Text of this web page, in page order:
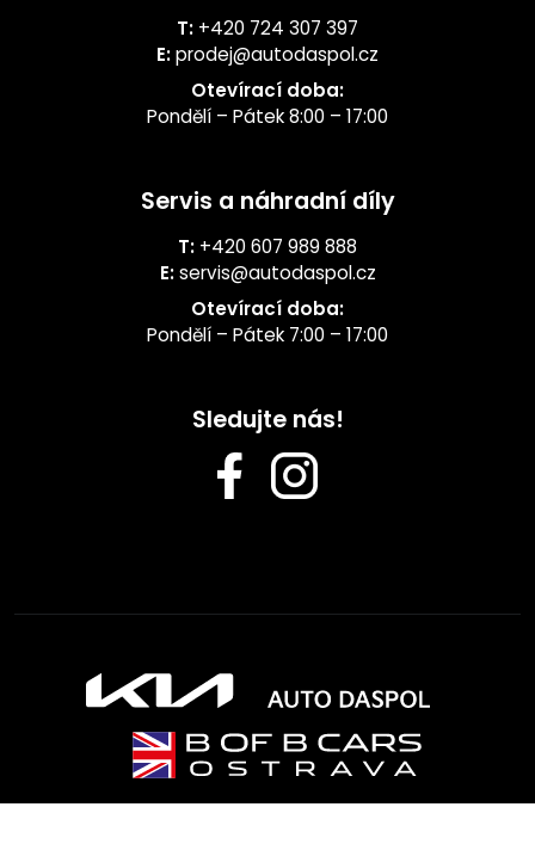
T: +420 724 307 397
E:prodej@autodaspol.cz
Otevírací doba:
Pondělí – Pátek 8:00 – 17:00
Servis a náhradní díly
T: +420 607 989 888
E: servis@autodaspol.cz
Otevírací doba:
Pondělí – Pátek 7:00 – 17:00
Sledujte nás!